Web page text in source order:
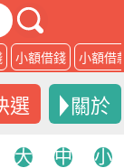
小額借錢 小額借款
選 關於
大 中 小